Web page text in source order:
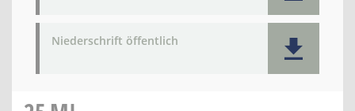
Niederschrift öffentlich